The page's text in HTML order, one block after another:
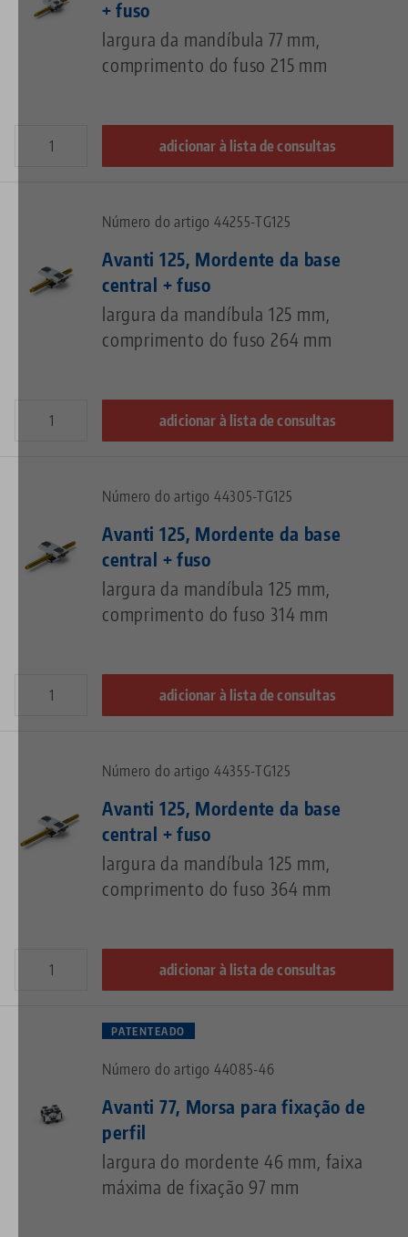
+ fuso
largura da mandíbula 77 mm,
comprimento do fuso 215 mm
adicionar à lista de consultas
Número do artigo 44255-TG125
Avanti 125, Mordente da base
central + fuso
largura da mandíbula 125 mm,
comprimento do fuso 264 mm
adicionar à lista de consultas
Número do artigo 44305-TG125
Avanti 125, Mordente da base
central + fuso
largura da mandíbula 125 mm,
comprimento do fuso 314 mm
adicionar à lista de consultas
Número do artigo 44355-TG125
Avanti 125, Mordente da base
central + fuso
largura da mandíbula 125 mm,
comprimento do fuso 364 mm
adicionar à lista de consultas
PATENTEADO
Número do artigo 44085-46
Avanti 77, Morsa para fixação de
perfil
largura do mordente 46 mm, faixa
máxima de fixação 97 mm